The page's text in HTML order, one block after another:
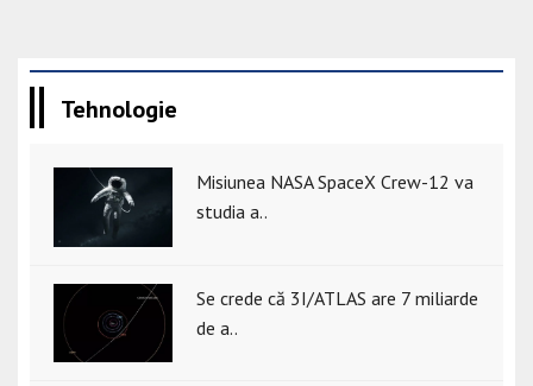
Tehnologie
Misiunea NASA SpaceX Crew-12 va
studia a..
Se crede că 3I/ATLAS are 7 miliarde
de a..